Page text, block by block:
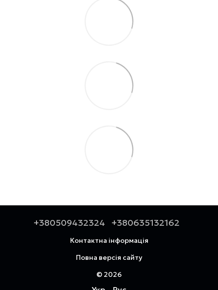
+380509432324 +380635132162
Контактна інформація
Повна версія сайту
© 2026